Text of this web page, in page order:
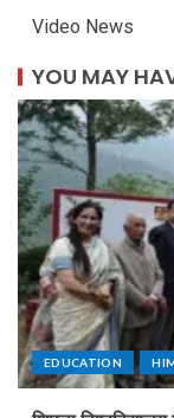
Video News
YOU MAY
EDUCATION